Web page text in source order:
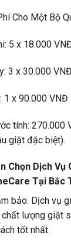
Cho Một Bộ
5 x 18.000
3 x 30.000
1 x 90.000
tính: 270.000
giặt đặc biệt).
Chọn Dịch Vụ
Tại Bắc
bảo: Dịch vụ
chất lượng giặt
tốt nhất.